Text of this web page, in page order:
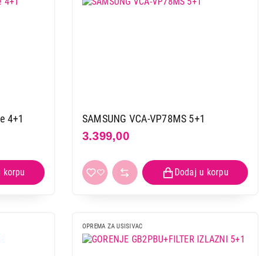
4+1 SAMSUNG VCA-VP78MS 5+1
3.399,00
OPREMA ZA USISIVAC